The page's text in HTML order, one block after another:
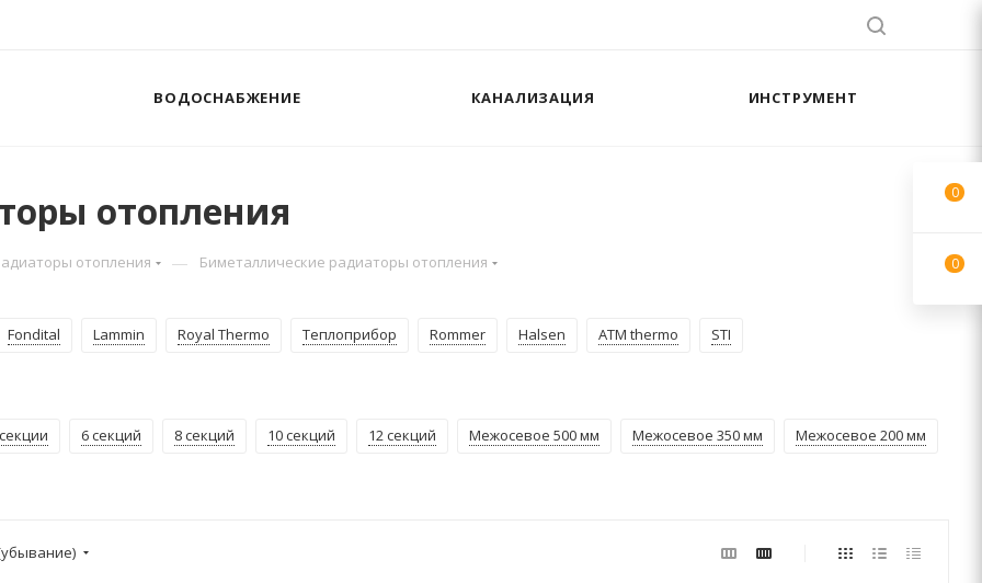
ВОДОСНАБЖЕНИЕ КАНАЛИЗАЦИЯ ИНСТРУМЕНТ
отопления
отопления — Биметаллические радиаторы отопления
Fondital Lammin Royal Thermo Теплоприбор Rommer Halsen ATM thermo STI
6 секций 8 секций 10 секций 12 секций Межосевое 500 мм Межосевое 350 мм Межосевое 200 мм
0
0